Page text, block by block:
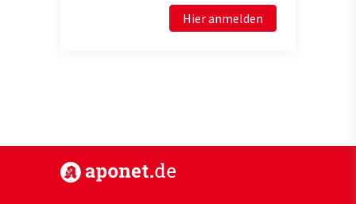
Hier anmelden